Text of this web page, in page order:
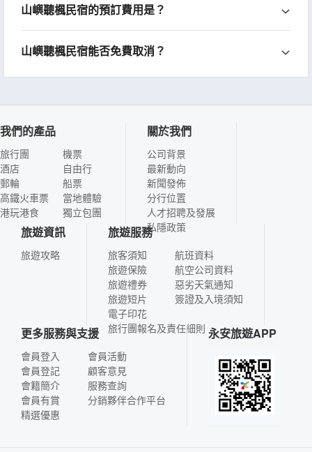
山嶼聽楓民宿的預訂費用是？
山嶼聽楓民宿能否免費取消？
我們的產品
旅行團
酒店
郵輪
高鐵火車票
港玩港食
機票
自由行
船票
當地體驗
獨立包團
關於我們
公司背景
最新動向
新聞發佈
分行位置
人才招聘及發展
私隱政策
旅遊資訊
旅遊攻略
旅遊服務
旅客須知
旅遊保險
旅遊禮券
旅遊短片
電子印花
航班資料
航空公司資料
惡劣天氣通知
簽證及入境須知
旅行團報名及責任細則
更多服務與支援
會員登入
會員登記
會籍簡介
會員有賞
精選優惠
會員活動
顧客意見
服務查詢
分銷夥伴合作平台
永安旅遊APP